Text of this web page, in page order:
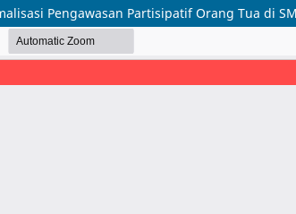
Pengawasan Partisipatif Orang Tua di